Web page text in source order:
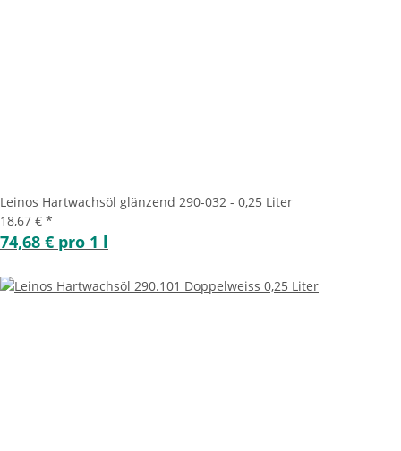
Leinos Hartwachsöl glänzend 290-032 - 0,25 Liter
18,67 € *
74,68 € pro 1 l